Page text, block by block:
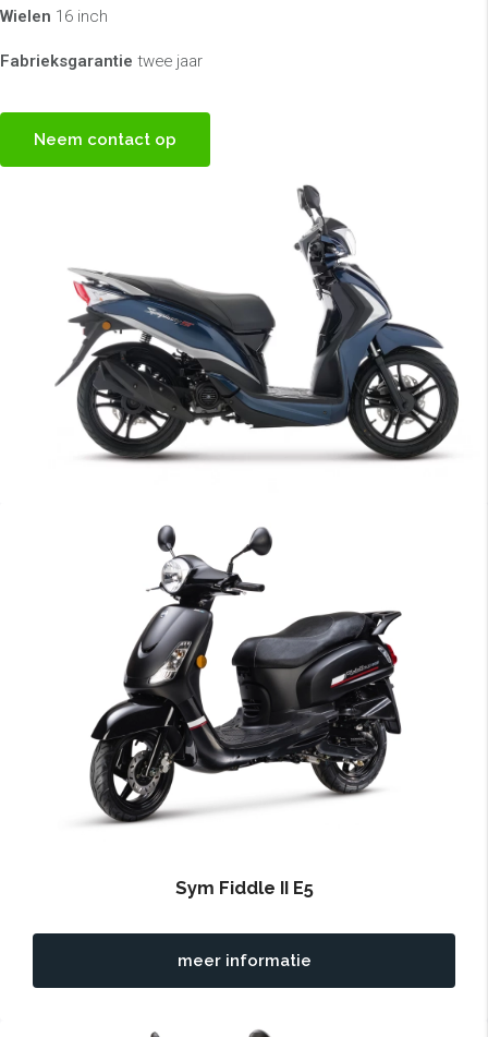
Wielen 16 inch
Fabrieksgarantie twee jaar
Neem contact op
Sym Fiddle II E5
meer informatie